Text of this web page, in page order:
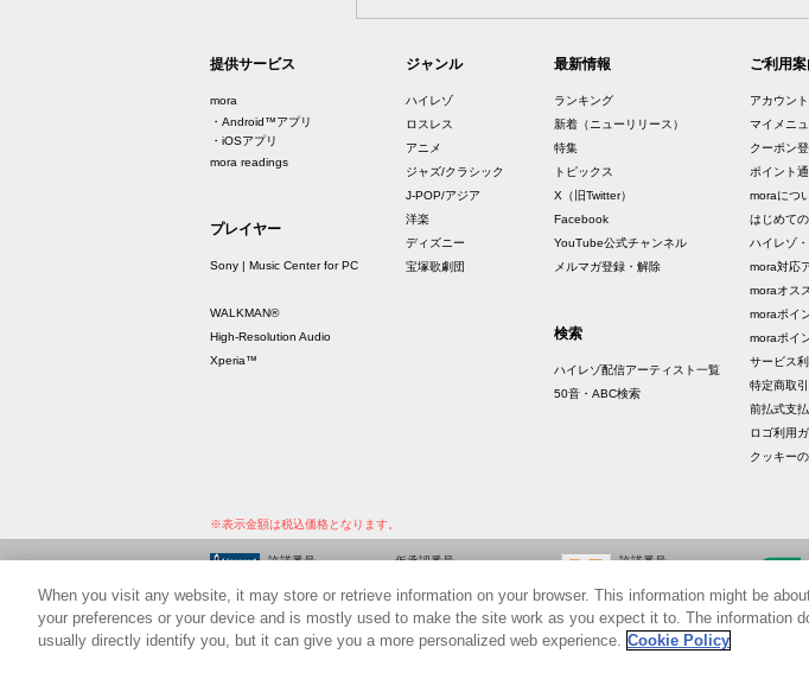
提供サービス
mora
・Android™アプリ
・iOSアプリ
mora readings
プレイヤー
Sony | Music Center for PC
WALKMAN®
High-Resolution Audio
Xperia™
ジャンル
ハイレゾ
ロスレス
アニメ
ジャズ/クラシック
J-POP/アジア
洋楽
ディズニー
宝塚歌劇団
最新情報
ランキング
新着（ニューリリース）
特集
トピックス
X（旧Twitter）
Facebook
YouTube公式チャンネル
メルマガ登録・解除
検索
ハイレゾ配信アーティスト一覧
50音・ABC検索
ご利用
アカウン
マイメニ
クーポン
ポイント
moraにつ
はじめて
ハイレゾ
mora対応
moraオス
moraポイ
moraポイ
サービス
特定商取
前払式支
ロゴ利用
クッキー
※表示金額は税込価格となります。
許諾番号
9011365237Y30005
仮承認番号
PVY00148712-002
許諾番号
ID000002799
©Sony Music Solutions
When you visit any website, it may store or retrieve information on your browser. This information might be
your preferences or your device and is mostly used to make the site work as you expect it to. The information
usually directly identify you, but it can give you a more personalized web experience. Cookie Policy